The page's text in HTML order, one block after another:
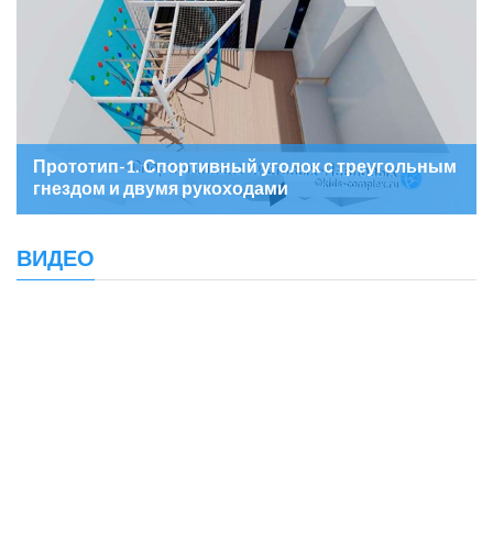
Прототип-1. Спортивный уголок с треугольным
гнездом и двумя рукоходами
ВИДЕО